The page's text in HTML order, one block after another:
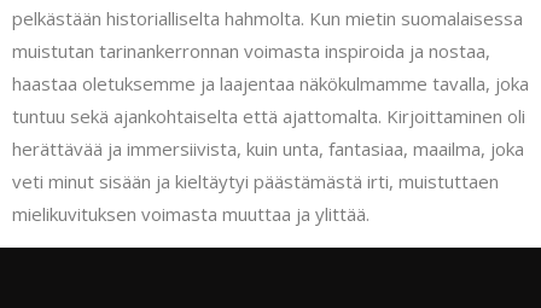
pelkästään historialliselta hahmolta. Kun mietin suomalaisessa
muistutan tarinankerronnan voimasta inspiroida ja nostaa,
haastaa oletuksemme ja laajentaa näkökulmamme tavalla, joka
tuntuu sekä ajankohtaiselta että ajattomalta. Kirjoittaminen oli
herättävää ja immersiivista, kuin unta, fantasiaa, maailma, joka
veti minut sisään ja kieltäytyi päästämästä irti, muistuttaen
mielikuvituksen voimasta muuttaa ja ylittää.